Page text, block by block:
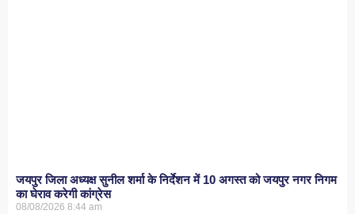
जयपुर जिला अध्यक्ष सुनील शर्मा के निर्देशन में 10 अगस्त को जयपुर नगर निगम
का घेराव करेगी कांग्रेस
08/08/2026 8:44 am